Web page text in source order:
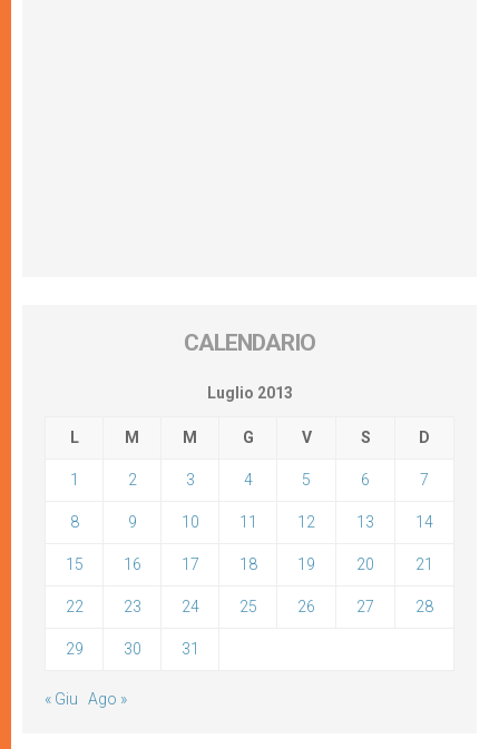
CALENDARIO
Luglio 2013
L M M G V S D
1 2 3 4 5 6 7
8 9 10 11 12 13 14
15 16 17 18 19 20 21
22 23 24 25 26 27 28
29 30 31
« Giu Ago »